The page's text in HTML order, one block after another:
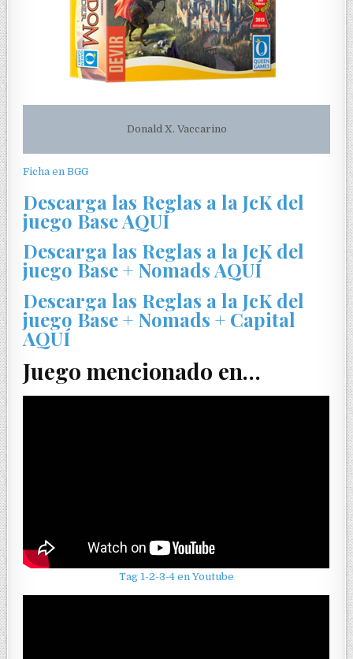
Donald X. Vaccarino
Ficha en BGG
Descarga las Reglas a la JcK del
juego Base AQUÍ
Descarga las Reglas a la JcK del
juego Base + Nomads AQUÍ
Descarga las Reglas a la JcK del
juego Base + Nomads + Capital
AQUÍ
Juego mencionado en…
Tag 1-2-3-4 en Youtube